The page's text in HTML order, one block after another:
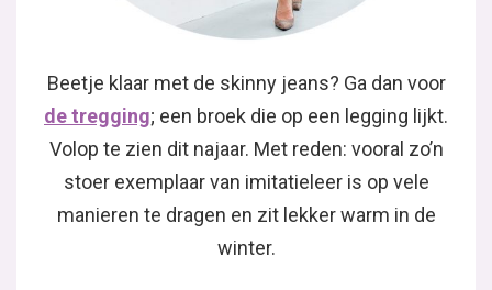
Beetje klaar met de skinny jeans? Ga dan voor
de tregging; een broek die op een legging lijkt.
Volop te zien dit najaar. Met reden: vooral zo’n
stoer exemplaar van imitatieleer is op vele
manieren te dragen en zit lekker warm in de
winter.